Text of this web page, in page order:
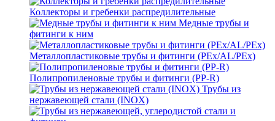
Коллекторы и гребенки распредилительные
Медные трубы и
фитинги к ним
Металлопластиковые трубы и фитинги (PEx/AL/PEx)
Полипропиленовые трубы и фитинги (PP-R)
Трубы из
нержавеющей стали (INOX)